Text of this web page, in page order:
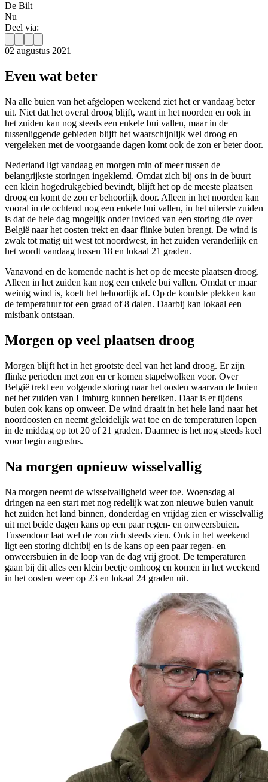
De Bilt
Nu
Deel via:
02 augustus 2021
Even wat beter
Na alle buien van het afgelopen weekend ziet het er vandaag beter
uit. Niet dat het overal droog blijft, want in het noorden en ook in
het zuiden kan nog steeds een enkele bui vallen, maar in de
tussenliggende gebieden blijft het waarschijnlijk wel droog en
vergeleken met de voorgaande dagen komt ook de zon er beter door.
Nederland ligt vandaag en morgen min of meer tussen de
belangrijkste storingen ingeklemd. Omdat zich bij ons in de buurt
een klein hogedrukgebied bevindt, blijft het op de meeste plaatsen
droog en komt de zon er behoorlijk door. Alleen in het noorden kan
vooral in de ochtend nog een enkele bui vallen, in het uiterste zuiden
is dat de hele dag mogelijk onder invloed van een storing die over
België naar het oosten trekt en daar flinke buien brengt. De wind is
zwak tot matig uit west tot noordwest, in het zuiden veranderlijk en
het wordt vandaag tussen 18 en lokaal 21 graden.
Vanavond en de komende nacht is het op de meeste plaatsen droog.
Alleen in het zuiden kan nog een enkele bui vallen. Omdat er maar
weinig wind is, koelt het behoorlijk af. Op de koudste plekken kan
de temperatuur tot een graad of 8 dalen. Daarbij kan lokaal een
mistbank ontstaan.
Morgen op veel plaatsen droog
Morgen blijft het in het grootste deel van het land droog. Er zijn
flinke perioden met zon en er komen stapelwolken voor. Over
België trekt een volgende storing naar het oosten waarvan de buien
net het zuiden van Limburg kunnen bereiken. Daar is er tijdens
buien ook kans op onweer. De wind draait in het hele land naar het
noordoosten en neemt geleidelijk wat toe en de temperaturen lopen
in de middag op tot 20 of 21 graden. Daarmee is het nog steeds koel
voor begin augustus.
Na morgen opnieuw wisselvallig
Na morgen neemt de wisselvalligheid weer toe. Woensdag al
dringen na een start met nog redelijk wat zon nieuwe buien vanuit
het zuiden het land binnen, donderdag en vrijdag zien er wisselvallig
uit met beide dagen kans op een paar regen- en onweersbuien.
Tussendoor laat wel de zon zich steeds zien. Ook in het weekend
ligt een storing dichtbij en is de kans op een paar regen- en
onweersbuien in de loop van de dag vrij groot. De temperaturen
gaan bij dit alles een klein beetje omhoog en komen in het weekend
in het oosten weer op 23 en lokaal 24 graden uit.